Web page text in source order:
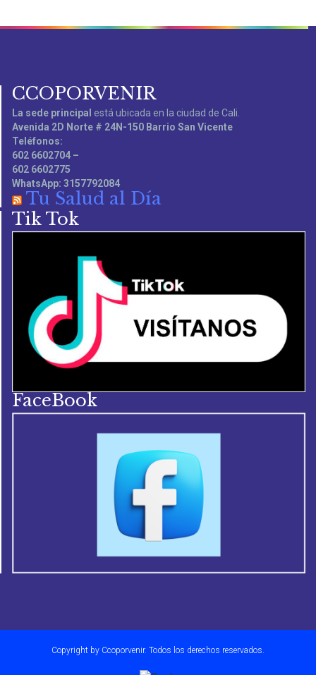
CCOPORVENIR
La sede principal está ubicada en la ciudad de Cali.
Avenida 2D Norte # 24N-150 Barrio San Vicente
Teléfonos:
602 6602704 –
602 6602775
WhatsApp: 3157792084
Tu Salud al Día
Tik Tok
FaceBook
Copyright by Ccoporvenir. Todos los derechos reservados.